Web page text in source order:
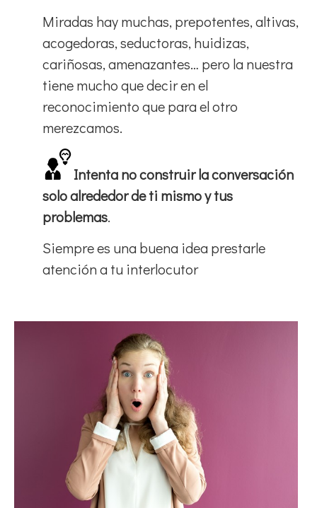
Miradas hay muchas, prepotentes, altivas,
acogedoras, seductoras, huidizas,
cariñosas, amenazantes… pero la nuestra
tiene mucho que decir en el
reconocimiento que para el otro
merezcamos.
Intenta no construir la conversación
solo alrededor de ti mismo y tus
problemas.
Siempre es una buena idea prestarle
atención a tu interlocutor